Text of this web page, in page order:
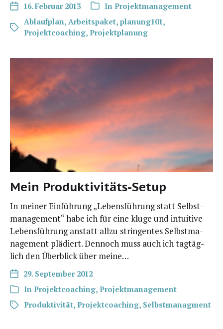
16. Februar 2013 In Projektmanagement
Ablaufplan, Arbeitspaket, planung101,
Projektcoaching, Projektplanung
Mein Produktivitäts-Setup
In mei­ner Ein­füh­rung „Lebens­füh­rung statt Selbst­
ma­nage­ment“ habe ich für eine klu­ge und intui­ti­ve
Lebens­füh­rung anstatt all­zu strin­gen­tes Selbst­ma­
nage­ment plä­diert. Den­noch muss auch ich tag­täg­
lich den Über­blick über meine…
29. September 2012
In Projektcoaching, Projektmanagement
Produktivität, Projektcoaching, Selbstmanagment